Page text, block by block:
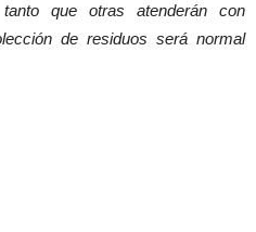
que otras atenderán con
de residuos será normal